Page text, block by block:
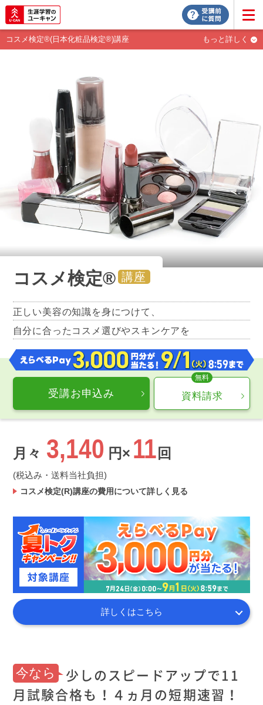
コスメ検定®(日本化粧品検定®)講座 もっと詳しく
コスメ検定® 講座
正しい美容の知識を身につけて、
自分に合ったコスメ選びやスキンケアを
受講お申込み 資料請求
月々 3,140 円× 11 回
(税込み・送料当社負担)
コスメ検定(R)講座の費用について詳しく見る
詳しくはこちら
今なら
少しのスピードアップで11
月試験合格も！４ヵ月の短期速習！